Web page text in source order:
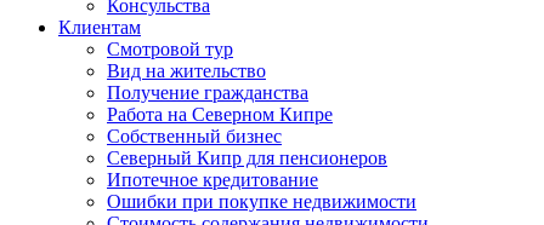
Консульства
Клиентам
Смотровой тур
Вид на жительство
Получение гражданства
Работа на Северном Кипре
Собственный бизнес
Северный Кипр для пенсионеров
Ипотечное кредитование
Ошибки при покупке недвижимости